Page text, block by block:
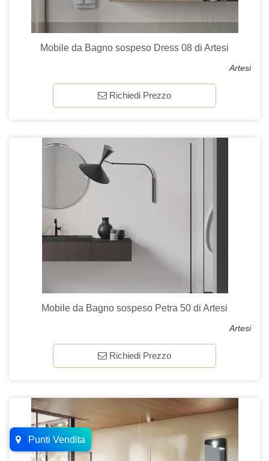
Mobile da Bagno sospeso Dress 08 di Artesi
Artesi
Richiedi Prezzo
Mobile da Bagno sospeso Petra 50 di Artesi
Artesi
Richiedi Prezzo
Punti Vendita